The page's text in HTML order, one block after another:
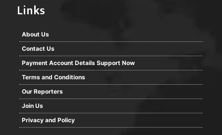
Links
About Us
Contact Us
Payment Account Details Support Now
Terms and Conditions
Our Reporters
Join Us
Privacy and Policy